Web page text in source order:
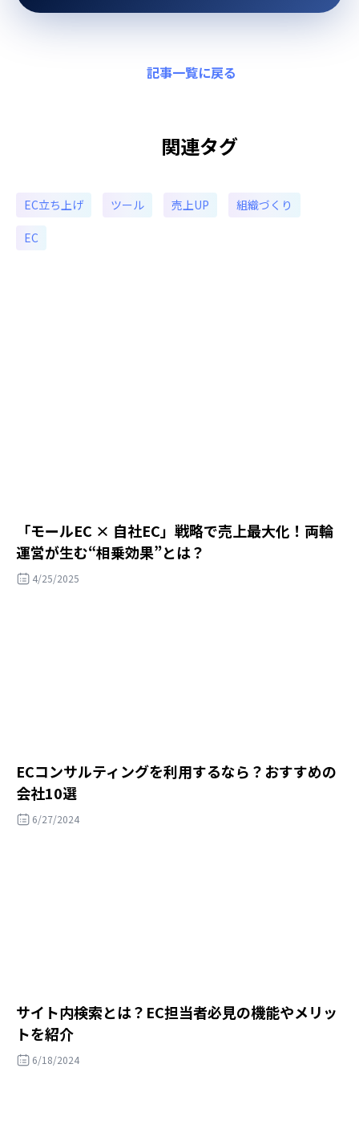
記事一覧に戻る
関連タグ
EC立ち上げ ツール 売上UP 組織づくり
EC
「モールEC × 自社EC」戦略で売上最大化！両輪
運営が生む“相乗効果”とは？
4/25/2025
ECコンサルティングを利用するなら？おすすめの
会社10選
6/27/2024
サイト内検索とは？EC担当者必見の機能やメリッ
トを紹介
6/18/2024